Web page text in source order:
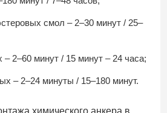
смол – 2–30 минут / 25–
– 2–60 минут / 15 минут – 24 часа;
– 2–24 минуты / 15–180 минут.
химического анкера в